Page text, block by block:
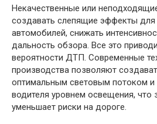
Некачественные или
создавать слепящие эффекты для
автомобилей, снижать
дальность обзора. Все это
вероятности ДТП. Современные
производства позволяют
оптимальным световым потоком
водителя уровнем освещения, что
уменьшает риски на дороге.